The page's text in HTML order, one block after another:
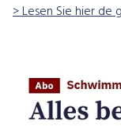
> Lesen Sie hier de